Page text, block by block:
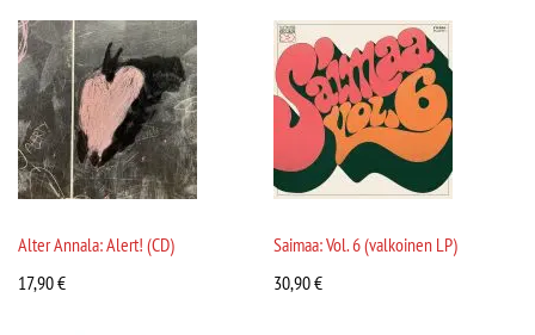
Alter Annala: Alert! (CD)
17,90€
Saimaa: Vol. 6 (valkoinen LP)
30,90€